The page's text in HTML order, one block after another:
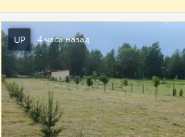
UP 4 часа назад